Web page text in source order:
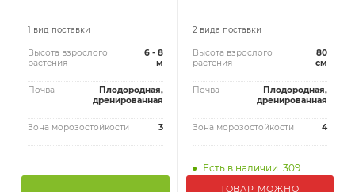
1 вид поставки
Высота взрослого
растения
6 - 8
м
Почва
Плодородная,
дренированная
Зона морозостойкости 3
2 вида поставки
Высота взрослого
растения
80
см
Почва
Плодородная,
дренированная
Зона морозостойкости 4
Есть в наличии: 309
ТОВАР МОЖНО